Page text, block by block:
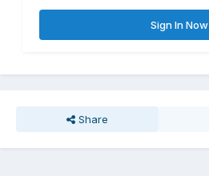
Sign In Now
Share